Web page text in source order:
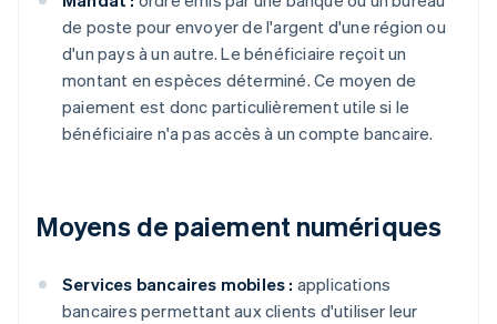
de poste pour envoyer de l'argent d'une région ou
d'un pays à un autre. Le bénéficiaire reçoit un
montant en espèces déterminé. Ce moyen de
paiement est donc particulièrement utile si le
bénéficiaire n'a pas accès à un compte bancaire.
Moyens de paiement numériques
Services bancaires mobiles : applications
bancaires permettant aux clients d'utiliser leur